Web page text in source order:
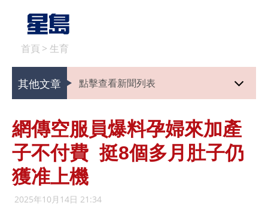
首頁 > 生育
其他文章 點擊查看新聞列表
網傳空服員爆料孕婦來加產
子不付費 挺8個多月肚子仍
獲准上機
2025年10月14日 21:34